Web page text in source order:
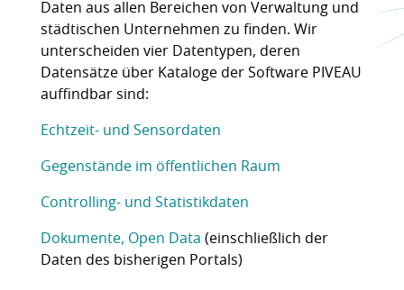
Daten aus allen Bereichen von Verwaltung und
städtischen Unternehmen zu finden. Wir
unterscheiden vier Datentypen, deren
Datensätze über Kataloge der Software PIVEAU
auffindbar sind:
Echtzeit- und Sensordaten
Gegenstände im öffentlichen Raum
Controlling- und Statistikdaten
Dokumente, Open Data (einschließlich der
Daten des bisherigen Portals)